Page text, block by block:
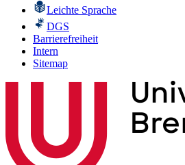
Leichte Sprache
DGS
Barrierefreiheit
Intern
Sitemap